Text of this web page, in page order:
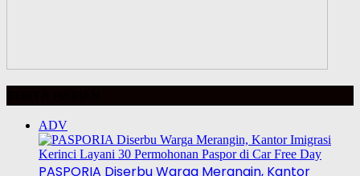
ADV
PASPORIA Diserbu Warga Merangin, Kantor